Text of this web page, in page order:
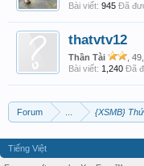
Bài viết: 945 Đã
thatvtv12
Thần Tài , 49,
Bài viết: 1,240 Đã
Forum {XSMB}
Tiếng Việt